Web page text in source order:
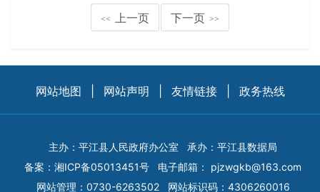
<< 上一页 下一页 >>
网站地图 网站声明 友情链接 政务热线
主办：平江县人民政府办公室
承办：平江县数据局
备案： 湘ICP备05013451号 电子邮箱： pjzwgkb@163.com
网站管理：0730-6263502
网站标识码：4306260016